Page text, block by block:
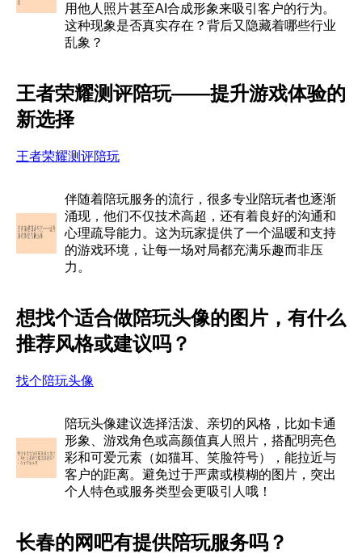
用他人照片甚至AI合成形象来吸引客户的行为。
这种现象是否真实存在？背后又隐藏着哪些行业
乱象？
王者荣耀测评陪玩——提升游戏体验的
新选择
王者荣耀测评陪玩
伴随着陪玩服务的流行，很多专业陪玩者也逐渐
涌现，他们不仅技术高超，还有着良好的沟通和
心理疏导能力。这为玩家提供了一个温暖和支持
的游戏环境，让每一场对局都充满乐趣而非压
力。
想找个适合做陪玩头像的图片，有什么
推荐风格或建议吗？
找个陪玩头像
陪玩头像建议选择活泼、亲切的风格，比如卡通
形象、游戏角色或高颜值真人照片，搭配明亮色
彩和可爱元素（如猫耳、笑脸符号），能拉近与
客户的距离。避免过于严肃或模糊的图片，突出
个人特色或服务类型会更吸引人哦！
长春的网吧有提供陪玩服务吗？